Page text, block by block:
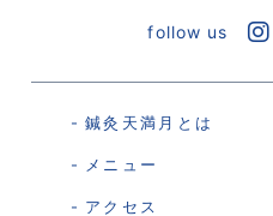
follow us
鍼灸天満月とは
メニュー
アクセス